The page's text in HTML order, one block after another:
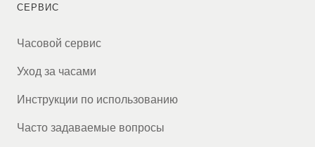
СЕРВИС
Часовой сервис
Уход за часами
Инструкции по использованию
Часто задаваемые вопросы